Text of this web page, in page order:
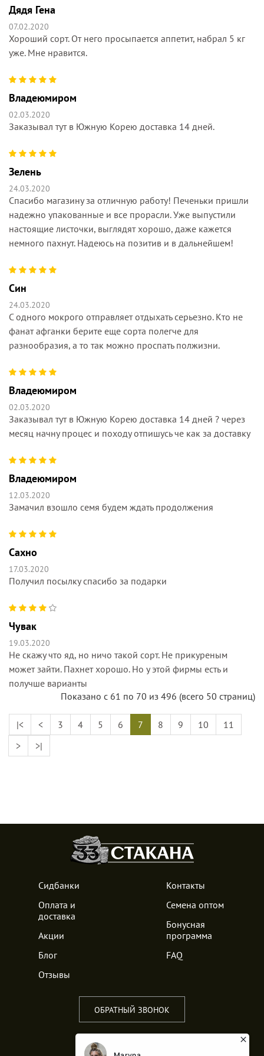
Дядя Гена
07.02.2020
Хороший сорт. От него просыпается аппетит, набрал 5 кг
уже. Мне нравится.
Владеюмиром
02.03.2020
Заказывал тут в Южную Корею доставка 14 дней.
Зелень
24.03.2020
Спасибо магазину за отличную работу! Печеньки пришли
надежно упакованные и все прорасли. Уже выпустили
настоящие листочки, выглядят хорошо, даже кажется
немного пахнут. Надеюсь на позитив и в дальнейшем!
Син
24.03.2020
С одного мокрого отправляет отдыхать серьезно. Кто не
фанат афганки берите еще сорта полегче для
разнообразия, а то так можно проспать полжизни.
Владеюмиром
02.03.2020
Заказывал тут в Южную Корею доставка 14 дней ? через
месяц начну процес и походу отпишусь че как за доставку
Владеюмиром
12.03.2020
Замачил взошло семя будем ждать продолжения
Сахно
17.03.2020
Получил посылку спасибо за подарки
Чувак
19.03.2020
Не скажу что яд, но ничо такой сорт. Не прикуреным
может зайти. Пахнет хорошо. Но у этой фирмы есть и
получше варианты
Показано с 61 по 70 из 496 (всего 50 страниц)
|< < 3 4 5 6 7 8 9 10
11
>
>|
Сидбанки
Оплата и
доставка
Акции
Блог
Отзывы
Контакты
Семена оптом
Бонусная
программа
FAQ
ОБРАТНЫЙ ЗВОНОК